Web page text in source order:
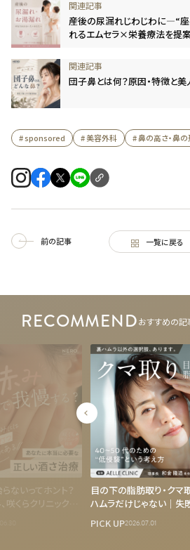
産後の尿漏れじわじわに―“
れるエムセラ×栄養療法を提案
団子鼻とは何？原因・特徴と
# sponsored # 美容外科 # 鼻の高さ・鼻
前の記事 一覧に戻る
RECOMMENDおすすめの記
ないってホント？
咲くらクリニックで
目の下の脂肪取り・クマ
ハムラだけじゃない｜失
襲”という選択
PICK UP2026.07.01